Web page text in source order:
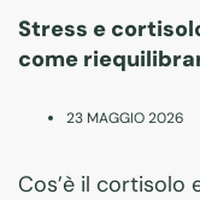
Stress e
come
23 MAGGIO 2026
Cos’è il cortisolo